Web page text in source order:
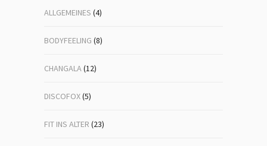
ALLGEMEINES (4)
BODYFEELING (8)
CHANGALA(12)
DISCOFOX(5)
FIT INS ALTER (23)